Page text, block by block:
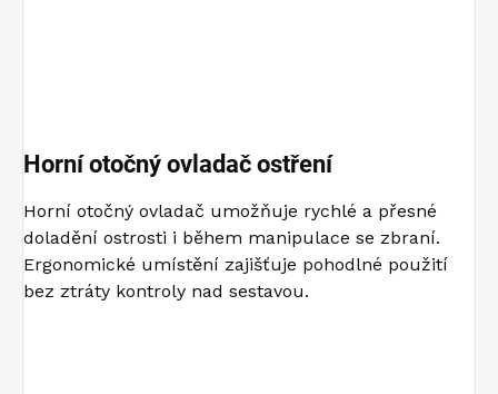
Horní otočný ovladač ostření
Horní otočný ovladač umožňuje rychlé a přesné
doladění ostrosti i během manipulace se zbraní.
Ergonomické umístění zajišťuje pohodlné použití
bez ztráty kontroly nad sestavou.